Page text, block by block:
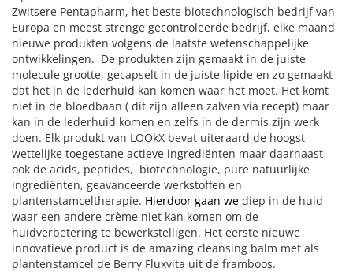
Zwitsere Pentapharm, het beste biotechnologisch bedrijf van
Europa en meest strenge gecontroleerde bedrijf, elke maand
nieuwe produkten volgens de laatste wetenschappelijke
ontwikkelingen. De produkten zijn gemaakt in de juiste
molecule grootte, gecapselt in de juiste lipide en zo gemaakt
dat het in de lederhuid kan komen waar het moet. Het komt
niet in de bloedbaan ( dit zijn alleen zalven via recept) maar
kan in de lederhuid komen en zelfs in de dermis zijn werk
doen. Elk produkt van LOOkX bevat uiteraard de hoogst
wettelijke toegestane actieve ingrediënten maar daarnaast
ook de acids, peptides, biotechnologie, pure natuurlijke
ingrediënten, geavanceerde werkstoffen en
plantenstamceltherapie. Hierdoor gaan we diep in de huid
waar een andere crème niet kan komen om de
huidverbetering te bewerkstelligen. Het eerste nieuwe
innovatieve product is de amazing cleansing balm met als
plantenstamcel de Berry Fluxvita uit de framboos.